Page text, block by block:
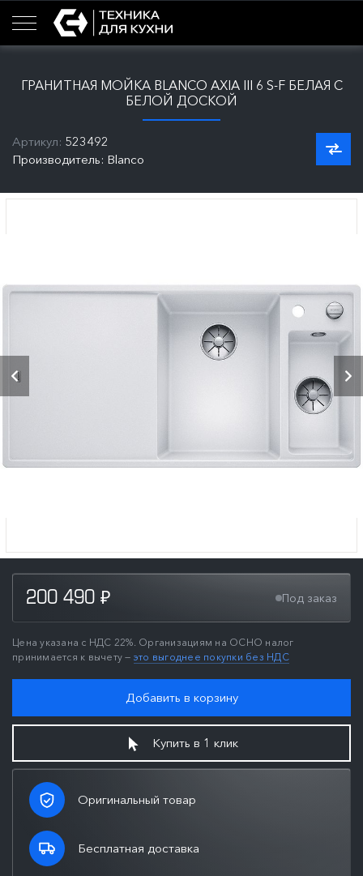
ГРАНИТНАЯ МОЙКА BLANCO AXIA III 6 S-F БЕЛАЯ С
БЕЛОЙ ДОСКОЙ
Артикул: 523492
Производитель: Blanco
200 490 ₽ Под заказ
Цена указана с НДС 22%. Организациям на ОСНО налог
принимается к вычету — это выгоднее покупки без НДС
Добавить в корзину
Купить в 1 клик
Оригинальный товар
Бесплатная доставка